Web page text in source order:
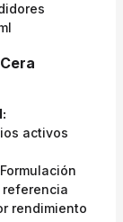
activos
Formulación
rendimiento